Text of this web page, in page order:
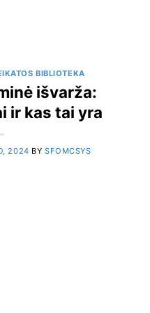
BIBLIOTEKA
išvarža:
ir kas tai yra
2024 BY SFOMCSYS